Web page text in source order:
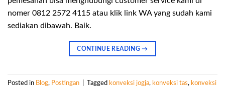
nomer 0812 2572 4115 atau klik link WA yang sudah kami
sediakan dibawah. Baik.
CONTINUE READING→
Posted in Blog, Postingan Tagged konveksi jogja, konveksi tas, konveksi